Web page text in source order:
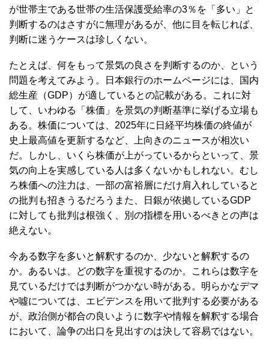
が世帯主である世帯の生活保護受給率の3％を「多い」と
判断するのはさすがに無理があるが、他に目を転じれば、
判断に迷うケースは珍しくない。
たとえば、何をもって景気の良さを判断するのか、という
問題を考えてみよう。日本銀行のホームページには、国内
総生産（GDP）が適しているとの記載がある。これに対
して、いわゆる「株価」を景気の判断基準に挙げる立場も
ある。株価については、2025年に日経平均株価の終値が
史上最高値を更新するなど、上向きのニュースが相次い
だ。しかし、いくら株価が上がっているからといって、景
気の向上を実感している人は多くないかもしれない。むし
ろ株価への注力は、一部の富裕層にだけ肩入れしていると
の批判も招きうるだろうまた、日銀が依拠しているGDP
に対しても批判は根強く、別の指標を用いるべきとの声は
絶えない。
今ある数字を多いと解釈するのか、少ないと解釈するの
か。あるいは、どの数字を重視するのか。これらは数字を
見ているだけでは判断がつかない時がある。明らかなデマ
や噓については、エビデンスを用いて批判する必要がある
が、政治側が都合の良いように数字や情報を解釈する場合
において、論争の出口を見出すのは決して容易ではない。